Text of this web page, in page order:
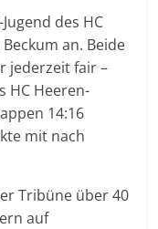
des HC
an. Beide
jederzeit fair –
HC Heeren-
14:16
mit nach
Tribüne über 40
auf